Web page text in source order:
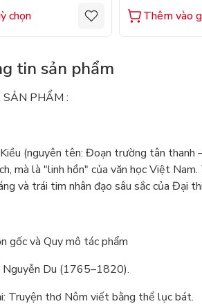
chọn Thêm vào
tin sản phẩm
PHẨM :
(nguyên tên: Đoạn trường tân
mà là "linh hồn" của văn học Việt
và trái tim nhân đạo sâu sắc của Đại
gốc và Quy mô tác phẩm
Nguyễn Du (1765–1820).
Truyện thơ Nôm viết bằng thể lục bát.